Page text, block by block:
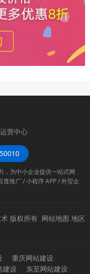
营中心
，为中小企业提供一站式网
推广 / 小程序 APP / 外贸企
版权所有 网站地图 地区
重庆网站建设
建设 东至网站建设